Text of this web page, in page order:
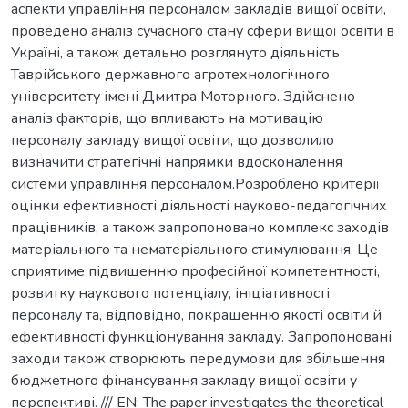
аспекти управління персоналом закладів вищої освіти,
проведено аналіз сучасного стану сфери вищої освіти в
Україні, а також детально розглянуто діяльність
Таврійського державного агротехнологічного
університету імені Дмитра Моторного. Здійснено
аналіз факторів, що впливають на мотивацію
персоналу закладу вищої освіти, що дозволило
визначити стратегічні напрямки вдосконалення
системи управління персоналом.Розроблено критерії
оцінки ефективності діяльності науково-педагогічних
працівників, а також запропоновано комплекс заходів
матеріального та нематеріального стимулювання. Це
сприятиме підвищенню професійної компетентності,
розвитку наукового потенціалу, ініціативності
персоналу та, відповідно, покращенню якості освіти й
ефективності функціонування закладу. Запропоновані
заходи також створюють передумови для збільшення
бюджетного фінансування закладу вищої освіти у
перспективі. /// EN: The paper investigates the theoretical